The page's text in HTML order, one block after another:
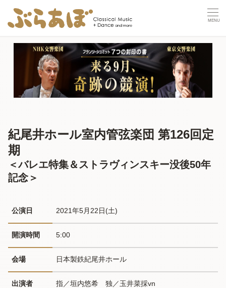
紀尾井ホール室内管弦楽団 第126回定
期
＜バレエ特集＆ストラヴィンスキー没後50年
記念＞
公演日 2021年5月22日(土)
開演時間 5:00
会場 日本製鉄紀尾井ホール
出演者 指／垣内悠希　独／玉井菜採vn